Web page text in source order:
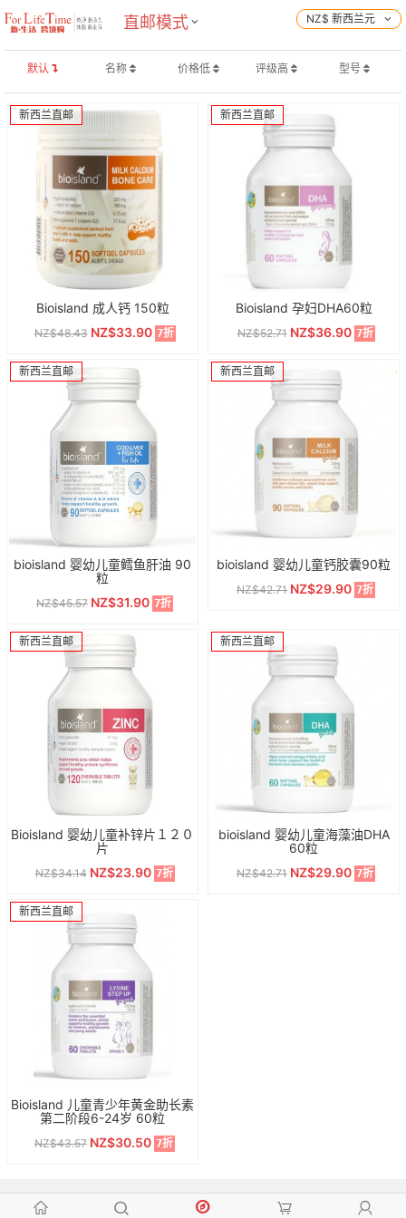
直邮模式 NZ$ 新西兰元
󰃱 󰅮 󰃦 󰃳
默认 名称 价格低 评级高 型号
新西兰直邮
Bioisland 成人钙 150粒
NZ$48.43NZ$33.90 7折
新西兰直邮
Bioisland 孕妇DHA60粒
NZ$52.71NZ$36.90 7折
新西兰直邮
bioisland 婴幼儿童鳕鱼肝油 90
粒
NZ$45.57 NZ$31.90 7折
新西兰直邮
bioisland 婴幼儿童钙胶囊90粒
NZ$42.71 NZ$29.90 7折
新西兰直邮
Bioisland 婴幼儿童补锌片１２０
片
NZ$34.14NZ$23.90 7折
新西兰直邮
bioisland 婴幼儿童海藻油DHA
60粒
NZ$42.71 NZ$29.90 7折
新西兰直邮
Bioisland 儿童青少年黄金助长素
第二阶段6-24岁 60粒
NZ$43.57 NZ$30.50 7折